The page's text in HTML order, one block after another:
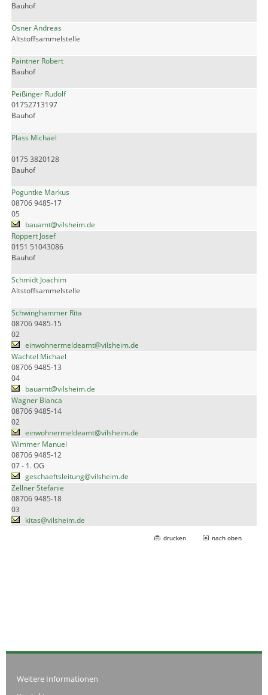
Bauhof
Osner Andreas
Altstoffsammelstelle
Paintner Robert
Bauhof
Peißinger Rudolf
01752713197
Bauhof
Plass Michael
0175 3820128
Bauhof
Poguntke Markus
08706 9485-17
05
bauamt@vilsheim.de
Roppert Josef
0151 51043086
Bauhof
Schmidt Joachim
Altstoffsammelstelle
Schwinghammer Rita
08706 9485-15
02
einwohnermeldeamt@vilsheim.de
Wachtel Michael
08706 9485-13
04
bauamt@vilsheim.de
Wagner Bianca
08706 9485-14
02
einwohnermeldeamt@vilsheim.de
Wimmer Manuel
08706 9485-12
07 - 1. OG
geschaeftsleitung@vilsheim.de
Zellner Stefanie
08706 9485-18
03
kitas@vilsheim.de
drucken nach oben
Weitere Informationen